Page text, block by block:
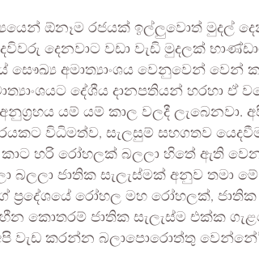
ඕනෑම රජයක් ඉල්ලුවොත් මුදල්
දෙනවාට වඩා වැඩි මුදලක්
සෞඛ්‍ය අමාත්‍යාංශය වෙනුවෙන් වෙන්
දේශීය දානපතියන් හරහා ඒ
යම් යම් කාල වලදී ලැබෙනවා.
විධිමත්ව, සැලසුම් සහගතව
හරි රෝහලක් බලලා හිතේ ඇති
බලලා ජාතික සැලැස්මක් අනුව තමා
රෝහල මහ රෝහලක්,
කොතරම් ජාතික සැලැස්ම එක්ක
වැඩ කරන්න බලාපොරොත්තු